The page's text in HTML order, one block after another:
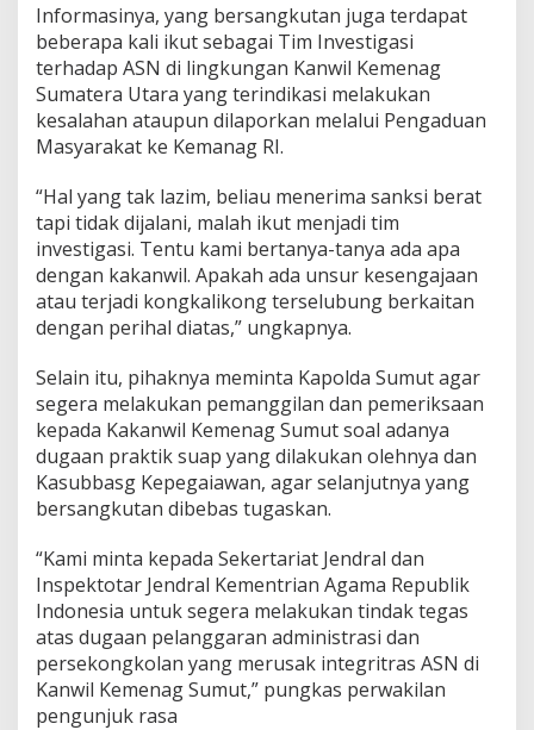
G
e
a
r
A
k
i
U
n
j
u
k
R
a
Informasinya, yang bersangkutan juga terdapat
beberapa kali ikut sebagai Tim Investigasi
terhadap ASN di lingkungan Kanwil Kemenag
Sumatera Utara yang terindikasi melakukan
kesalahan ataupun dilaporkan melalui Pengaduan
Masyarakat ke Kemanag RI.
“Hal yang tak lazim, beliau menerima sanksi berat
tapi tidak dijalani, malah ikut menjadi tim
investigasi. Tentu kami bertanya-tanya ada apa
dengan kakanwil. Apakah ada unsur kesengajaan
atau terjadi kongkalikong terselubung berkaitan
dengan perihal diatas,” ungkapnya.
Selain itu, pihaknya meminta Kapolda Sumut agar
segera melakukan pemanggilan dan pemeriksaan
kepada Kakanwil Kemenag Sumut soal adanya
dugaan praktik suap yang dilakukan olehnya dan
Kasubbasg Kepegaiawan, agar selanjutnya yang
bersangkutan dibebas tugaskan.
“Kami minta kepada Sekertariat Jendral dan
Inspektotar Jendral Kementrian Agama Republik
Indonesia untuk segera melakukan tindak tegas
atas dugaan pelanggaran administrasi dan
persekongkolan yang merusak integritras ASN di
Kanwil Kemenag Sumut,” pungkas perwakilan
pengunjuk rasa